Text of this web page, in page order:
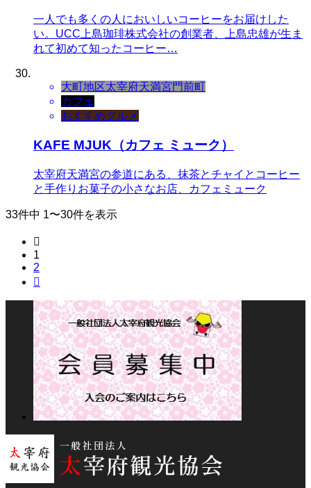
一人でも多くの人においしいコーヒーをお届けした
い。UCC上島珈琲株式会社の創業者、上島忠雄が生ま
れて初めて知ったコーヒー…
大町地区太宰府天満宮門前町
カフェ
おすすめグルメ
KAFE MJUK（カフェ ミューク）
太宰府天満宮の参道にある、抹茶とチャイとコーヒー
と手作りお菓子の小さなお店、カフェミューク
33件中 1〜30件を表示

1
2
